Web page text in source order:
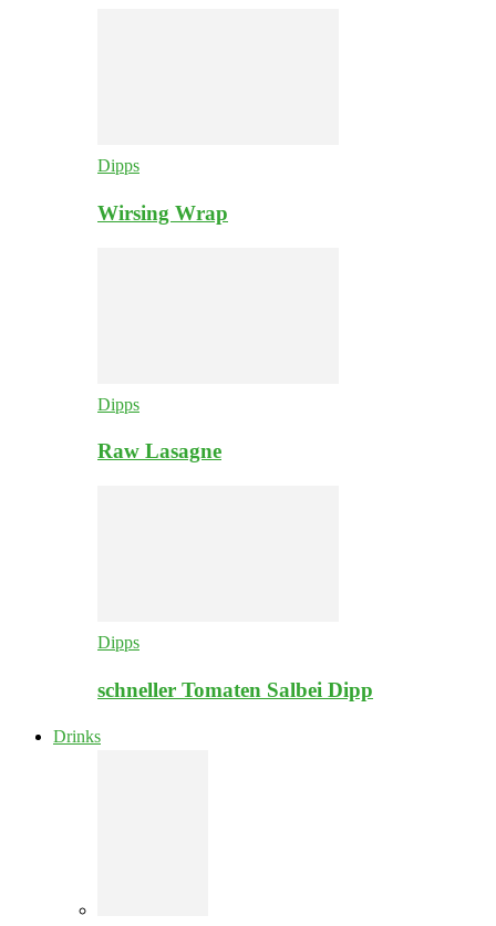
Dipps
Wirsing Wrap
Dipps
Raw Lasagne
Dipps
schneller Tomaten Salbei Dipp
Drinks